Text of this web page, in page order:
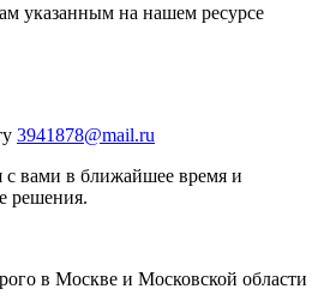
указанным на нашем ресурсе
3941878@mail.ru
вами в ближайшее время и
решения.
в Москве и Московской области